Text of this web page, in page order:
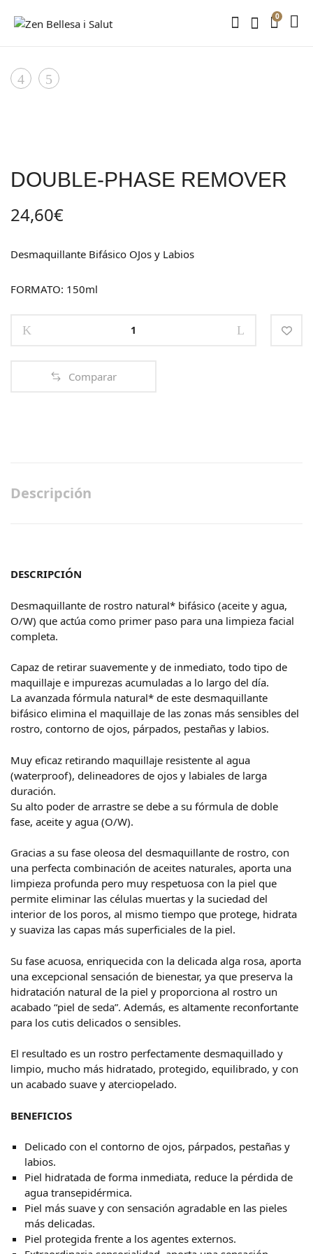
0
Product
PEELINGDIAMOND
energético
ojos
DOUBLE-PHASE REMOVER
24,60€
Desmaquillante Bifásico OJos y Labios
FORMATO: 150ml
quantity
Comparar
Descripción
DESCRIPCIÓN
Desmaquillante de rostro natural* bifásico (aceite y agua,
O/W) que actúa como primer paso para una limpieza facial
completa.
Capaz de retirar suavemente y de inmediato, todo tipo de
maquillaje e impurezas acumuladas a lo largo del día.
La avanzada fórmula natural* de este desmaquillante
bifásico elimina el maquillaje de las zonas más sensibles del
rostro, contorno de ojos, párpados, pestañas y labios.
Muy eficaz retirando maquillaje resistente al agua
(waterproof), delineadores de ojos y labiales de larga
duración.
Su alto poder de arrastre se debe a su fórmula de doble
fase, aceite y agua (O/W).
Gracias a su fase oleosa del desmaquillante de rostro, con
una perfecta combinación de aceites naturales, aporta una
limpieza profunda pero muy respetuosa con la piel que
permite eliminar las células muertas y la suciedad del
interior de los poros, al mismo tiempo que protege, hidrata
y suaviza las capas más superficiales de la piel.
Su fase acuosa, enriquecida con la delicada alga rosa, aporta
una excepcional sensación de bienestar, ya que preserva la
hidratación natural de la piel y proporciona al rostro un
acabado “piel de seda”. Además, es altamente reconfortante
para los cutis delicados o sensibles.
El resultado es un rostro perfectamente desmaquillado y
limpio, mucho más hidratado, protegido, equilibrado, y con
un acabado suave y aterciopelado.
BENEFICIOS
Delicado con el contorno de ojos, párpados, pestañas y
labios.
Piel hidratada de forma inmediata, reduce la pérdida de
agua transepidérmica.
Piel más suave y con sensación agradable en las pieles
más delicadas.
Piel protegida frente a los agentes externos.